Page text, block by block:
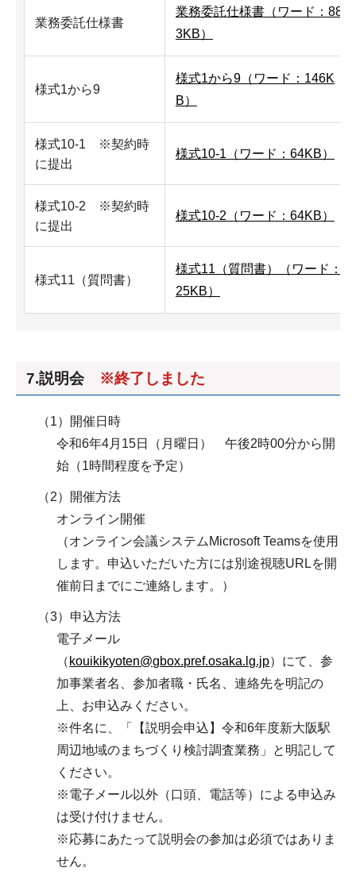
業務委託仕様書
業務委託仕様書（ワード：88
3KB）
様式1から9
様式1から9（ワード：146K
B）
様式10-1 ※契約時
に提出
様式10-1（ワード：64KB）
様式10-2 ※契約時
に提出
様式10-2（ワード：64KB）
様式11（質問書）
様式11（質問書）（ワード：
25KB）
7.説明会 ※終了しました
（1）開催日時
令和6年4月15日（月曜日） 午後2時00分から開
始（1時間程度を予定）
（2）開催方法
オンライン開催
（オンライン会議システムMicrosoft Teamsを使用
します。申込いただいた方には別途視聴URLを開
催前日までにご連絡します。）
（3）申込方法
電子メール
（ kouikikyoten@gbox.pref.osaka.lg.jp）にて、参
加事業者名、参加者職・氏名、連絡先を明記の
上、お申込みください。
※件名に、「【説明会申込】令和6年度新大阪駅
周辺地域のまちづくり検討調査業務」と明記して
ください。
※電子メール以外（口頭、電話等）による申込み
は受け付けません。
※応募にあたって説明会の参加は必須ではありま
せん。